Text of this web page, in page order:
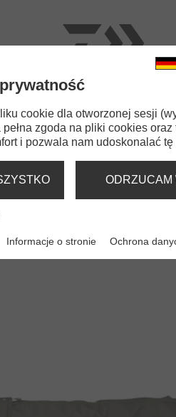
Rod Bag
1 ROD
1 UZBROJONĄ WĘDKĘ
cookie dla otworzonej sesji
zgoda na pliki cookies
i pozwala nam udoskonalać tę
ODRZUCAM
Informacje o stronie Ochrona